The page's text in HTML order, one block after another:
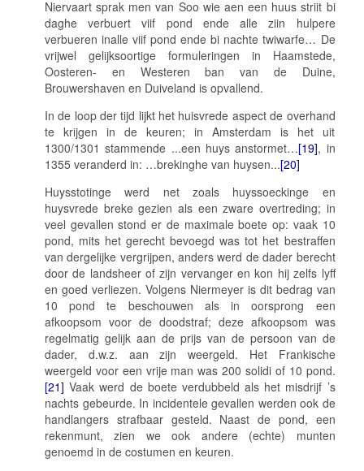
Niervaart sprak men van Soo wie aen een huus striit bi
daghe verbuert viif pond ende alle ziin hulpere
verbueren inalle viif pond ende bi nachte twiwarfe… De
vrijwel gelijksoortige formuleringen in Haamstede,
Oosteren- en Westeren ban van de Duine,
Brouwershaven en Duiveland is opvallend.
In de loop der tijd lijkt het huisvrede aspect de overhand
te krijgen in de keuren; in Amsterdam is het uit
1300/1301 stammende ...een huys anstormet…[19], in
1355 veranderd in: …brekinghe van huysen...[20]
Huysstotinge werd net zoals huyssoeckinge
en
huysvrede brekegezien als een zware overtreding; in
veel gevallen stond er de maximale boete op: vaak 10
pond, mits het gerecht bevoegd was tot het bestraffen
van dergelijke vergrijpen, anders werd de dader berecht
door de landsheer of zijn vervanger en kon hij zelfs lyff
en goed verliezen. Volgens Niermeyer is dit bedrag van
10 pond te beschouwen als in oorsprong een
afkoopsom voor de doodstraf; deze afkoopsom was
regelmatig gelijk aan de prijs van de persoon van de
dader, d.w.z. aan zijn weergeld. Het Frankische
weergeld voor een vrije man was 200 solidi of 10 pond.
[21] Vaak werd de boete verdubbeld als het misdrijf ’s
nachts gebeurde. In incidentele gevallen werden ook de
handlangers strafbaar gesteld. Naast de pond, een
rekenmunt, zien we ook andere (echte) munten
genoemd in de costumen en keuren.